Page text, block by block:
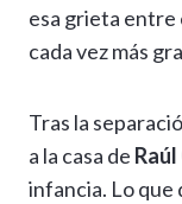
esa grieta entre
cada vez más
Tras la
a la casa de
infancia. Lo que